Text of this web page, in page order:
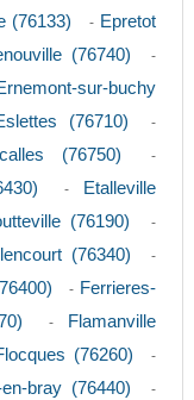
(76133) - Epretot
(76740) -
sur-buchy
(76710) -
(76750) -
-
Etalleville
(76190) -
(76340) -
- Ferrieres-
-
Flamanville
(76260) -
en-bray (76440) -